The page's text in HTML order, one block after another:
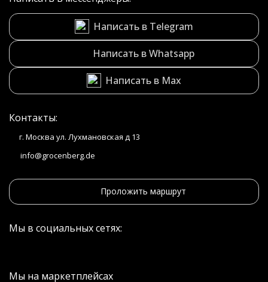
Написать в Telegram
Написать в Whatsapp
Написать в Max
Контакты:
г. Москва ул. Лухмановская д 13
info@grocenberg.de
Проложить маршрут
Мы в социальных сетях:
Мы на маркетплейсах